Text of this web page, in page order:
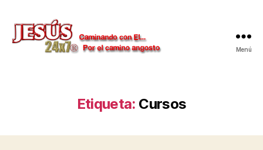
Menú
Etiqueta: Cursos